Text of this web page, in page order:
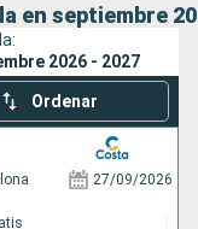
en septiembre
2026 - 2027
Ordenar
27/09/2026